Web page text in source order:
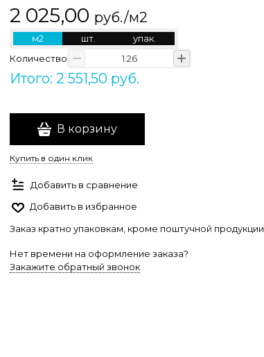
2 025,00 руб./м2
м2 шт.
упак.
Количество
Итого: 2 551,50 руб.
В корзину
Купить в один клик
Добавить в сравнение
Добавить в избранное
Заказ кратно упаковкам, кроме поштучной продукции.
Нет времени на оформление заказа?
Закажите обратный звонок